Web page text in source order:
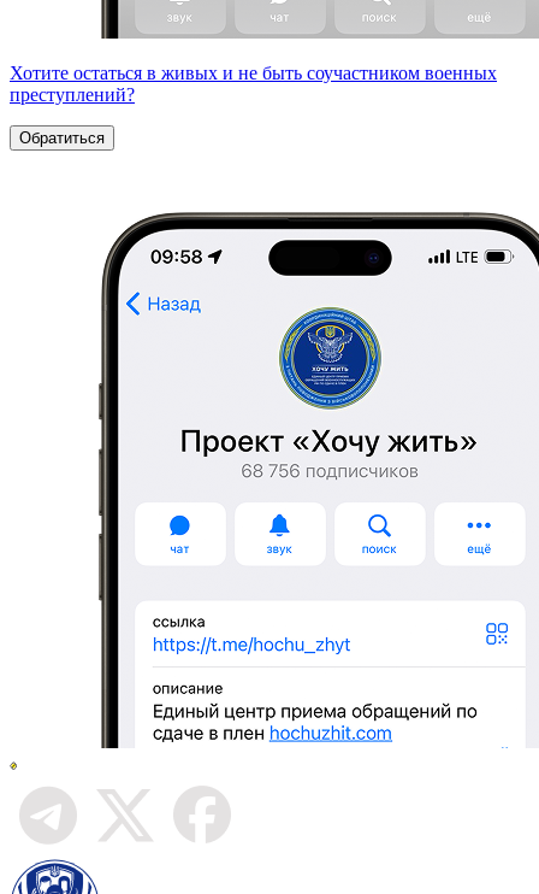
Хотите остаться в живых и не быть соучастником военных
преступлений?
Обратиться